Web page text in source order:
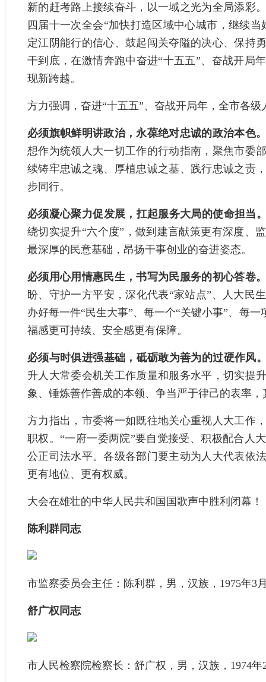
新的赶考路上接续奋斗，以一域之光为全局添彩
四届十一次全会“加快打造区域中心城市，继续
定江阴能行的信心、鼓起闯关夺隘的决心、保持
干到底，在激情奔跑中奋进“十五五”、奋战开局
现新跨越。
方力强调，奋进“十五五”、奋战开局年，全市各
必须旗帜鲜明讲政治，永葆绝对忠诚的政治本色
想作为统领人大一切工作的行动指南，聚焦市委
续铸牢忠诚之魂、厚植忠诚之基、践行忠诚之责
步同行。
必须凝心聚力促发展，扛起服务大局的使命担当
绕切实提升“六个度”，做到建言献策更有深度、
最深厚的民意基础，昂扬干事创业的奋进姿态。
必须用心用情惠民生，书写为民服务的初心答卷
盼、守护一方平安，深化代表“家站点”、人大民
办好每一件“民生大事”、每一个“关键小事”、每
福感更可持续、安全感更有保障。
必须与时俱进强基础，砥砺敢为善为的过硬作风
升人大常委会机关工作质量和服务水平，切实提
象、锤炼善作善成的本领、争当严于律己的表率
方力指出，市委将一如既往地关心重视人大工作
职权。“一府一委两院”要自觉接受、积极配合人
公正司法水平。各级各部门要主动为人大代表依
更有地位、更有权威。
大会在雄壮的中华人民共和国国歌声中胜利闭幕！
陈利群同志
市监察委员会主任：陈利群，男，汉族，1975年3
舒广权同志
市人民检察院检察长：舒广权，男，汉族，1974